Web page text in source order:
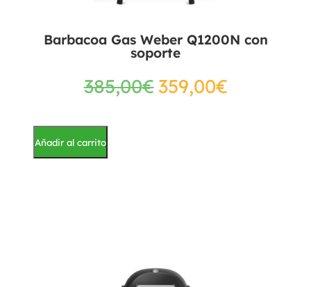
Barbacoa Gas Weber Q1200N con
soporte
385,00€359,00€
Añadir al carrito